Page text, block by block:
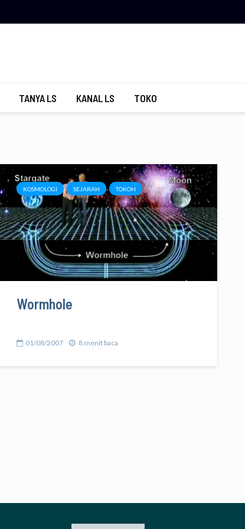
TANYA LS KANAL LS TOKO
KOSMOLOGI SEJARAH TOKOH
Wormhole
01/08/2007 8 menit baca